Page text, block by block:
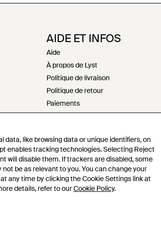
data, like browsing data or unique identifiers, on
enables tracking technologies. Selecting Reject
will disable them. If trackers are disabled, some
be as relevant to you. You can change your
any time by clicking the Cookie Settings link at
details, refer to ourCookie Policy.
AIDE ET INFOS
Aide
À propos de Lyst
Politique de livraison
Politique de retour
Paiements
Politique de remboursement
Nous contacter
Conditions générales
Politiques de confidentialité et cookies
Propriété intellectuelle